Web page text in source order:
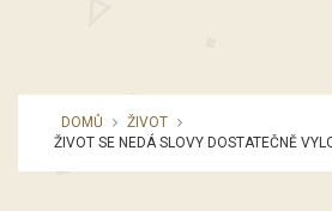
DOMŮ
ŽIVOT
ŽIVOT SE NEDÁ SLOVY DOSTATEČNĚ